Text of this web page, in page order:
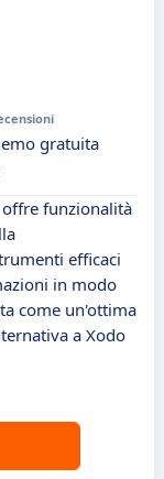
gratuita
funzionalità
efficaci
in modo
come un'ottima
a Xodo